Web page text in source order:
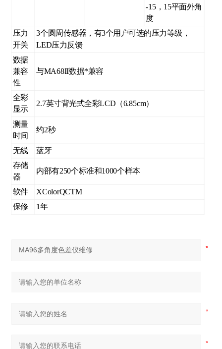
-15，15平面外角
度
压力
开关
3个圆周传感器，有3个用户可选的压力等级，
LED压力反馈
数据
兼容
性
与MA68II数据*兼容
全彩
显示
2.7英寸背光式全彩LCD（6.85cm）
测量
时间
约2秒
无线
蓝牙
存储
器
内部有250个标准和1000个样本
软件 XColorQCTM
保修 1年